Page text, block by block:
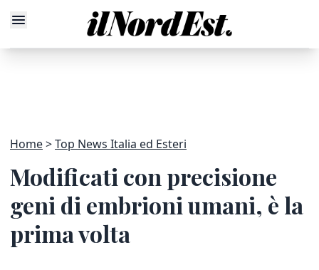
Home Top News Italia ed Esteri
Modificati con precisione
geni di embrioni umani, è la
prima volta